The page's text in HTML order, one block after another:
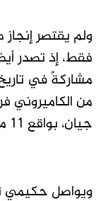
ولم يقتصر
فقط، إذ تصدر
مشاركةً في
من الكاميروني
جيان، بواقع 11 مباراة لكل منهم.
ويواصل حكيمي